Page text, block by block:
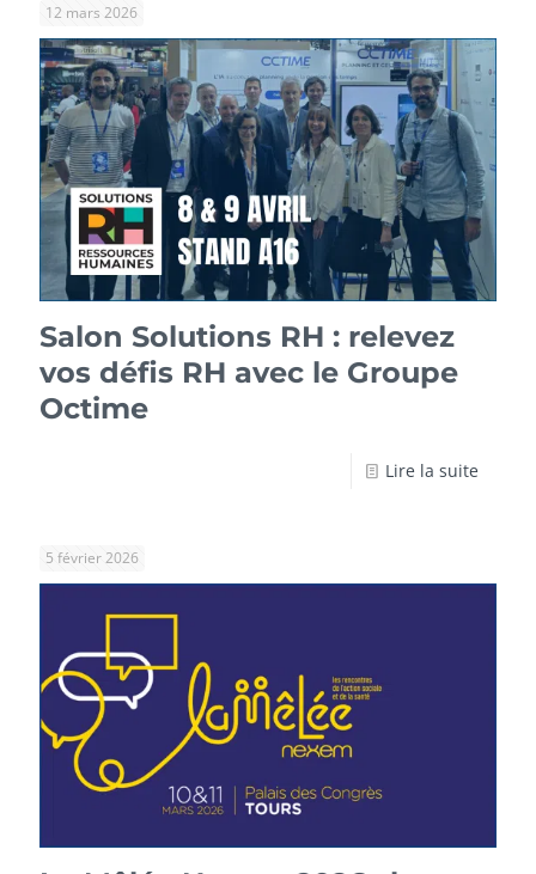
12 mars 2026
Salon Solutions RH : relevez
vos défis RH avec le Groupe
Octime
Lire la suite
5 février 2026